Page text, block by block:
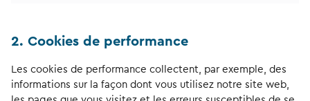
2. Cookies de performance
Les cookies de performance collectent, par exemple, des
informations sur la façon dont vous utilisez notre site web,